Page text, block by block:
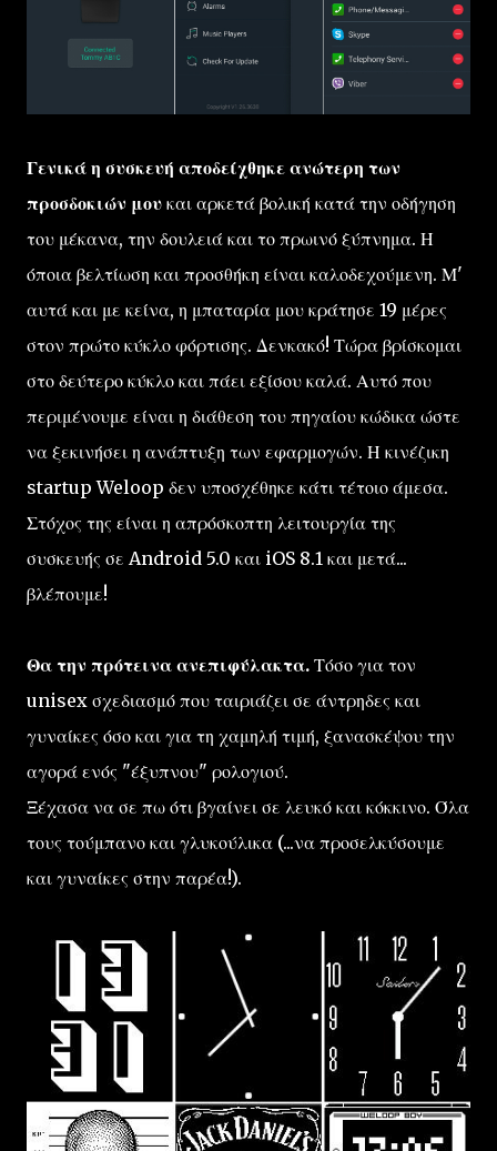
Γενικά η συσκευή αποδείχθηκε ανώτερη των
προσδοκιών μου και αρκετά βολική κατά την οδήγηση
του μέκανα, την δουλειά και το πρωινό ξύπνημα. Η
όποια βελτίωση και προσθήκη είναι καλοδεχούμενη. Μ'
αυτά και με κείνα, η μπαταρία μου κράτησε 19 μέρες
στον πρώτο κύκλο φόρτισης. Δενκακό! Τώρα βρίσκομαι
στο δεύτερο κύκλο και πάει εξίσου καλά. Αυτό που
περιμένουμε είναι η διάθεση του πηγαίου κώδικα ώστε
να ξεκινήσει η ανάπτυξη των εφαρμογών. Η κινέζικη
startup Weloop δεν υποσχέθηκε κάτι τέτοιο άμεσα.
Στόχος της είναι η απρόσκοπτη λειτουργία της
συσκευής σε Android 5.0 και iOS 8.1 και μετά...
βλέπουμε!
Θα την πρότεινα ανεπιφύλακτα. Τόσο για τον
unisex σχεδιασμό που ταιριάζει σε άντρηδες και
γυναίκες όσο και για τη χαμηλή τιμή, ξανασκέψου την
αγορά ενός "έξυπνου" ρολογιού.
Ξέχασα να σε πω ότι βγαίνει σε λευκό και κόκκινο. Όλα
τους τούμπανο και γλυκούλικα (...να προσελκύσουμε
και γυναίκες στην παρέα!).